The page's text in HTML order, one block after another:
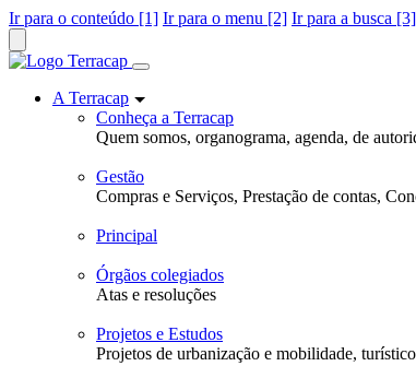
Ir para o conteúdo [1] Ir para o menu [2] Ir para a busca [3]
A Terracap
Conheça a Terracap
Quem somos, organograma, agenda, de
Gestão
Compras e Serviços, Prestação de contas,
Principal
Órgãos colegiados
Atas e resoluções
Projetos e Estudos
Projetos de urbanização e mobilidade,